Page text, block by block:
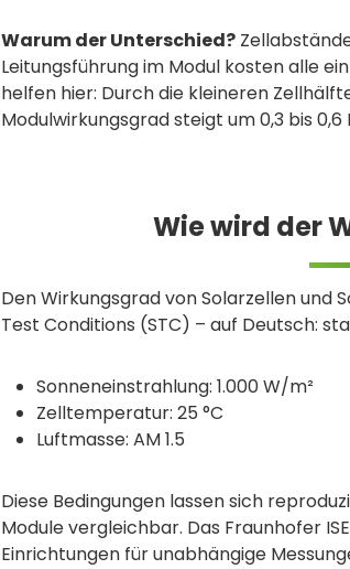
Warum der Unterschied?
Leitungsführung im Modul kosten alle
helfen hier: Durch die kleineren
Modulwirkungsgrad steigt um 0,3 bis
Wie wird der
Den Wirkungsgrad von Solarzellen
Test Conditions (STC) – auf Deutsch:
Sonneneinstrahlung: 1.000 W/m²
Zelltemperatur: 25 °C
Luftmasse: AM 1.5
Diese Bedingungen lassen sich
Module vergleichbar. Das Fraunhofer
Einrichtungen für unabhängige